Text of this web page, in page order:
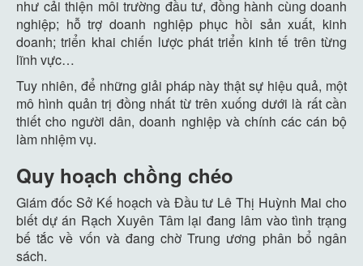
như cải thiện môi trường đầu tư, đồng hành cùng doanh
nghiệp; hỗ trợ doanh nghiệp phục hồi sản xuất, kinh
doanh; triển khai chiến lược phát triển kinh tế trên từng
lĩnh vực…
Tuy nhiên, để những giải pháp này thật sự hiệu quả, một
mô hình quản trị đồng nhất từ trên xuống dưới là rất cần
thiết cho người dân, doanh nghiệp và chính các cán bộ
làm nhiệm vụ.
Quy hoạch chồng chéo
Giám đốc Sở Kế hoạch và Đầu tư Lê Thị Huỳnh Mai cho
biết dự án Rạch Xuyên Tâm lại đang lâm vào tình trạng
bế tắc về vốn và đang chờ Trung ương phân bổ ngân
sách.